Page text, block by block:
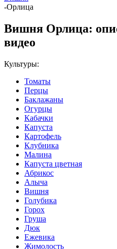
-Орлица
Вишня Орлица:
видео
Культуры:
Томаты
Перцы
Баклажаны
Огурцы
Кабачки
Капуста
Картофель
Клубника
Малина
Капуста цветная
Абрикос
Алыча
Вишня
Голубика
Горох
Груша
Дюк
Ежевика
Жимолость